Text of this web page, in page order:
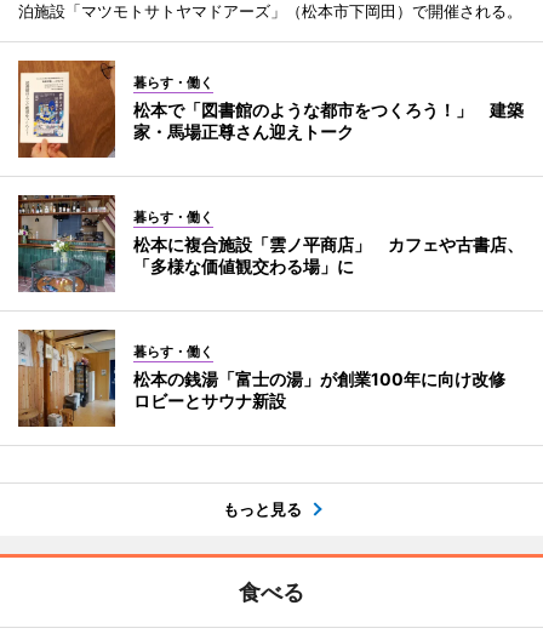
泊施設「マツモトサトヤマドアーズ」（松本市下岡田）で開催される。
暮らす・働く
松本で「図書館のような都市をつくろう！」 建築
家・馬場正尊さん迎えトーク
暮らす・働く
松本に複合施設「雲ノ平商店」 カフェや古書店、
「多様な価値観交わる場」に
暮らす・働く
松本の銭湯「富士の湯」が創業100年に向け改修
ロビーとサウナ新設
もっと見る
食べる